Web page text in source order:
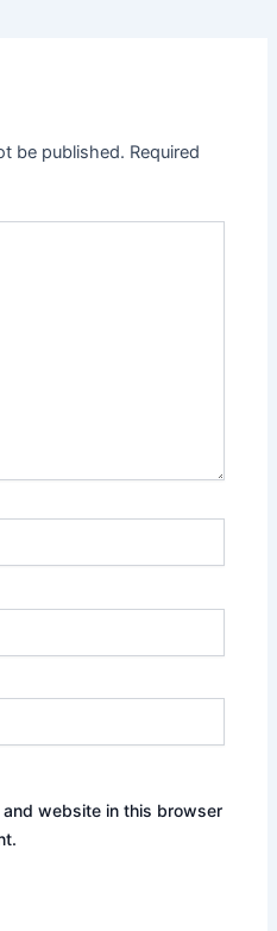
be published. Required
and website in this browser